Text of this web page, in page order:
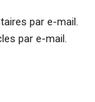
par e-mail.
par e-mail.